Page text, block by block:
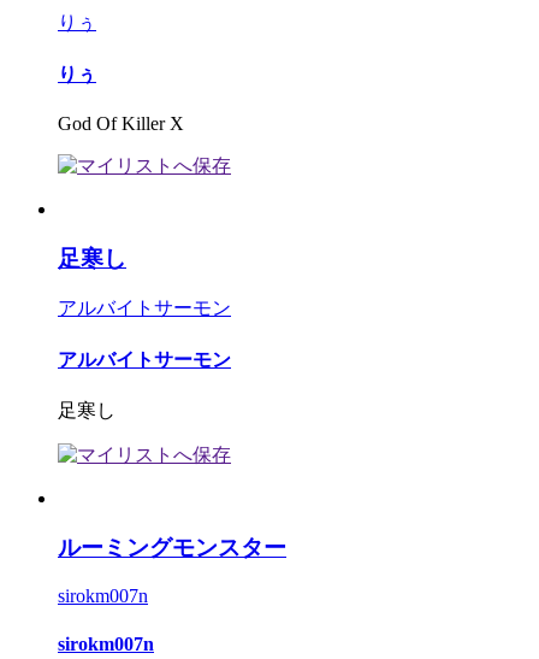
りぅ
りぅ
God Of Killer X
足寒し
アルバイトサーモン
アルバイトサーモン
足寒し
ルーミングモンスター
sirokm007n
sirokm007n